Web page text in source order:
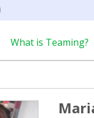
What is Teaming?